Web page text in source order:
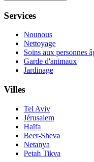
Services
Nounous
Nettoyage
Soins aux personnes
Garde d'animaux
Jardinage
Villes
Tel Aviv
Jérusalem
Haïfa
Beer-Sheva
Netanya
Petah Tikva